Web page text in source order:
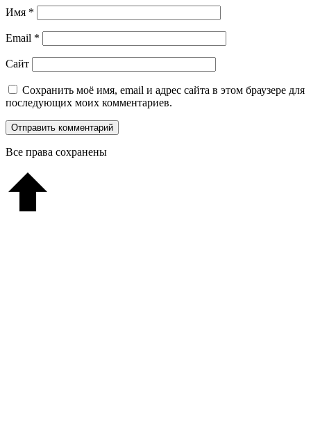
Имя *
Email *
Сайт
Сохранить моё имя, email и адрес сайта в этом браузере для
последующих моих комментариев.
Все права сохранены